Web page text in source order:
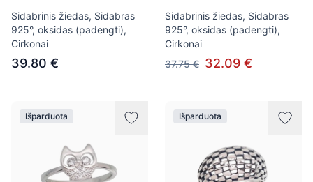
Sidabrinis žiedas, Sidabras
925°, oksidas (padengti),
Cirkonai
39.80 €
Sidabrinis žiedas, Sidabras
925°, oksidas (padengti),
Cirkonai
37.75 € 32.09 €
Išparduota Išparduota